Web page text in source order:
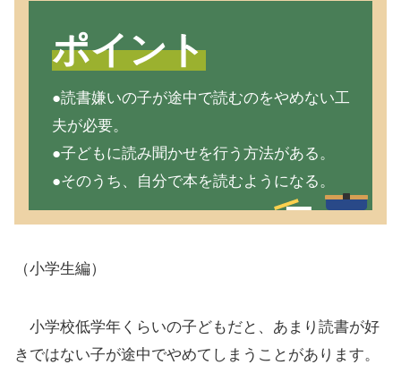
ポイント
●読書嫌いの子が途中で読むのをやめない工
夫が必要。
●子どもに読み聞かせを行う方法がある。
●そのうち、自分で本を読むようになる。
（小学生編）
小学校低学年くらいの子どもだと、あまり読書が好
きではない子が途中でやめてしまうことがあります。